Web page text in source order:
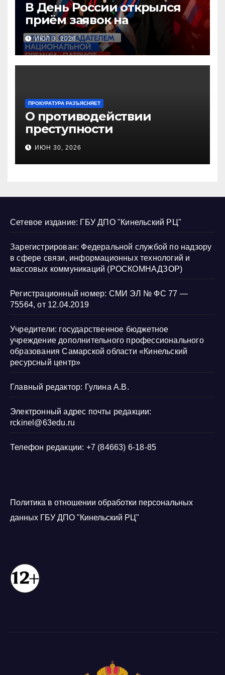
В День России открылся
приём заявок на
Национальную премию
«Патриот»
ИЮЛ 3, 2026
ПРОКУРАТУРА РАЗЪЯСНЯЕТ
О противодействии
преступности
несовершеннолетних и
нарушению их прав
ИЮН 30, 2026
Сетевое издание: ГБУ ДПО "Кинельский РЦ"
Зарегистрирован: Федеральной службой по надзору
в сфере связи, информационных технологий и
массовых коммуникаций (РОСКОМНАДЗОР)
Регистрационный номер: СМИ ЭЛ № ФС 77 —
75564, от 12.04.2019
Учредители: государственное бюджетное
учреждение дополнительного профессионального
образования Самарской области «Кинельский
ресурсный центр»
Главный редактор: Гулина А.В.
Электронный адрес почты редакции:
rckinel@63edu.ru
Телефон редакции: +7 (84663) 6-18-85
Политика в отношении обработки персональных
данных ГБУ ДПО "Кинельский РЦ"